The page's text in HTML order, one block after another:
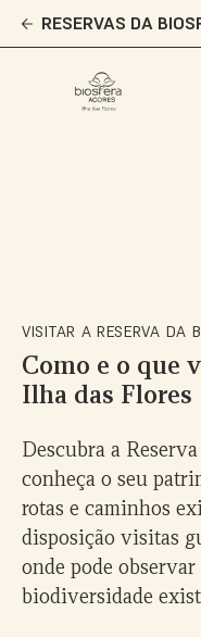
RESERVAS DA
VISITAR A RESERVA DA
Como e o que
Ilha das Flores
Descubra a
conheça o seu
rotas e caminhos
disposição visitas
onde pode
biodiversidade